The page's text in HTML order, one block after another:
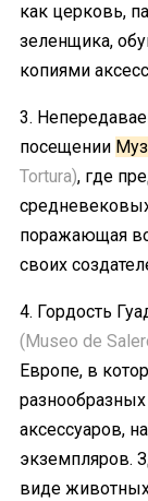
как церковь,
зеленщика,
копиями
3.
посещении
Tortura), где
поражающая
своих
4. Гордость
(Museo de
Европе, в
аксессуаров,
экземпляров.
виде